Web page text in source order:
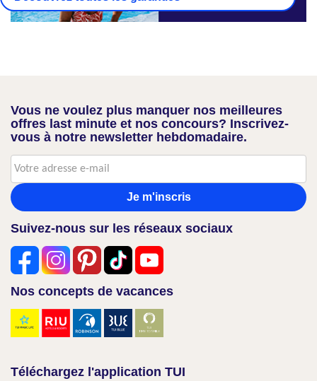
Vous ne voulez plus manquer nos meilleures
offres last minute et nos concours? Inscrivez-
vous à notre newsletter hebdomadaire.
Je m'inscris
Suivez-nous sur les réseaux sociaux
Nos concepts de vacances
Téléchargez l'application TUI